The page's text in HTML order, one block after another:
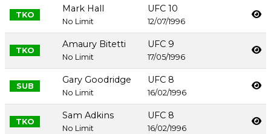
TKO
Mark Hall
No Limit
UFC 10
12/07/1996
TKO
Amaury Bitetti
No Limit
UFC 9
17/05/1996
SUB
Gary Goodridge
No Limit
UFC 8
16/02/1996
TKO
Sam Adkins
No Limit
UFC 8
16/02/1996